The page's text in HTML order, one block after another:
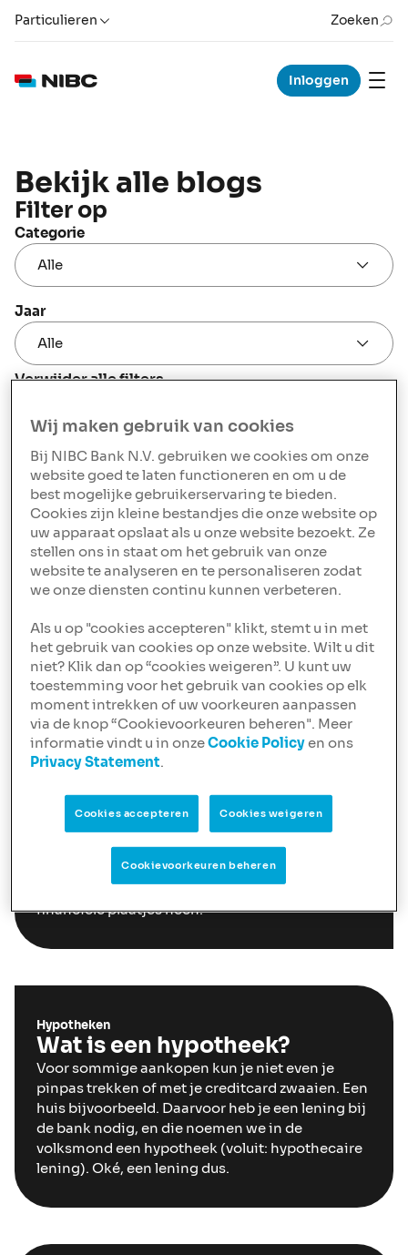
Particulieren Zoeken
Inloggen
Bekijk alle blogs
Filter op
Categorie
Jaar
Verwijder alle filters
Hypotheken
Wat doet de notaris
eigenlijk?
Wie is toch die man/vrouw die contracten onder
je neus schuift waar jij je handtekening onder
moet zetten? Zonder de notaris ben je nergens,
want die is als enige bevoegd om notariële aktes
op te maken. En die heb je nodig als je een huis
Hypotheken
Wat doet een
hypotheekadviseur en hoe
vind ik een goede?
Het to do-lijstje voor je hypotheekaanvraag
begint al aardig lang en ingewikkeld te worden.
Maar geen nood, je hoeft het allemaal niet alleen
te doen. Een goede hypotheekadviseur leidt je
door hoeveelheid documenten, wetten en
financiële plaatjes heen.
Hypotheken
Wat is een hypotheek?
Voor sommige aankopen kun je niet even je
pinpas trekken of met je creditcard zwaaien. Een
huis bijvoorbeeld. Daarvoor heb je een lening bij
de bank nodig, en die noemen we in de
volksmond een hypotheek (voluit: hypothecaire
lening). Oké, een lening dus.
Wij maken gebruik van cookies
Bij NIBC Bank N.V. gebruiken we cookies om onze
website goed te laten functioneren en om u de
best mogelijke gebruikerservaring te bieden.
Cookies zijn kleine bestandjes die onze website op
uw apparaat opslaat als u onze website bezoekt. Ze
stellen ons in staat om het gebruik van onze
website te analyseren en te personaliseren zodat
we onze diensten continu kunnen verbeteren.
Als u op "cookies accepteren" klikt, stemt u in met
het gebruik van cookies op onze website. Wilt u dit
niet? Klik dan op “cookies weigeren”. U kunt uw
toestemming voor het gebruik van cookies op elk
moment intrekken of uw voorkeuren aanpassen
via de knop “Cookievoorkeuren beheren". Meer
informatie vindt u in onzeCookie Policyen ons
Privacy Statement.
Cookies accepteren Cookies weigeren
Cookievoorkeuren beheren